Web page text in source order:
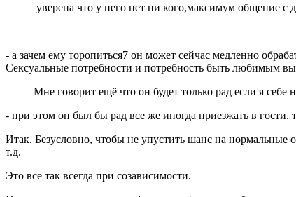
уверена что у него нет ни кого,максимум общение с
- а зачем ему торопиться7 он может сейчас медленно
Сексуальные потребности и потребность быть любимым вы
Мне говорит ещё что он будет только рад если я себе
- при этом он был бы рад все же иногда приезжать в гости.
Итак. Безусловно, чтобы не упустить шанс на
т.д.
Это все так всегда при созависимости.